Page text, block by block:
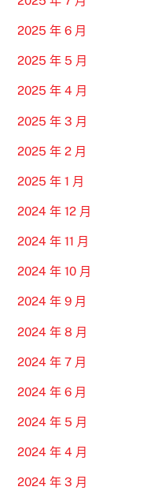
2025 年 6 月
2025 年 5 月
2025 年 4 月
2025 年 3 月
2025 年 2 月
2025 年 1 月
2024 年 12 月
2024 年 11 月
2024 年 10 月
2024 年 9 月
2024 年 8 月
2024 年 7 月
2024 年 6 月
2024 年 5 月
2024 年 4 月
2024 年 3 月